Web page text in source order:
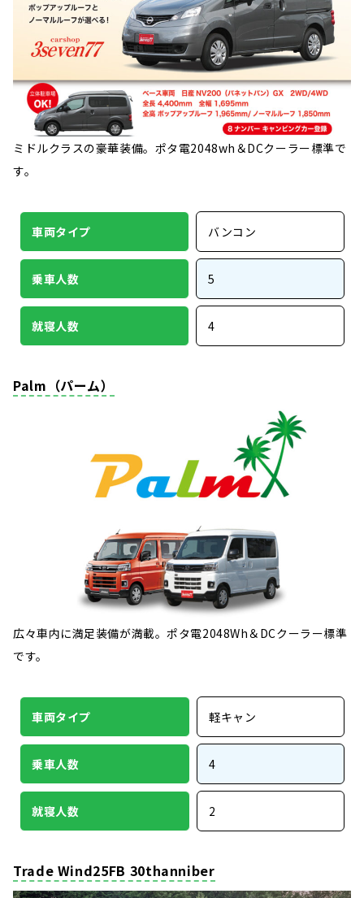
ミドルクラスの豪華装備。ポタ電2048wh＆DCクーラー標準で
す。
車両タイプ バンコン
乗車人数 5
就寝人数 4
Palm（パーム）
広々車内に満足装備が満載。ポタ電2048Wh＆DCクーラー標準
です。
車両タイプ 軽キャン
乗車人数 4
就寝人数 2
Trade Wind25FB 30thanniber